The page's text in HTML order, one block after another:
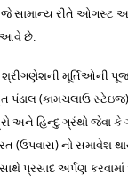
સામાન્ય રીતે ઓગસ્ટ
આવે છે.
મૂર્તિઓની પૂજા
પંડાલ (કામચલાઉ
અને હિન્દુ ગ્રંથો જેવા
(ઉપવાસ) નો સમાવેશ
પ્રસાદ અર્પણ